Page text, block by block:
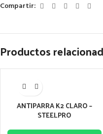
Compartir:
Productos
ANTIPARRA K2 CLARO –
STEELPRO